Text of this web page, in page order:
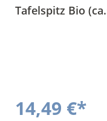
Tafelspitz Bio
14,49 €*